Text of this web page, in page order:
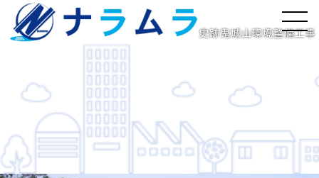
史跡鬼城山環境整備工事